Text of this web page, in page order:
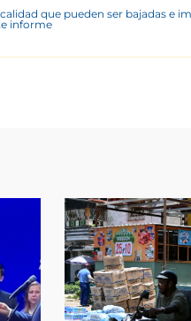
que pueden ser bajadas e
informe